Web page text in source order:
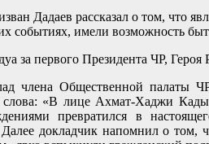
Дадаев рассказал о том, что
событиях, имели возможность
за первого Президента ЧР,
члена Общественной
«В лице Ахмат-Хаджи
превратился в
докладчик напомнил о